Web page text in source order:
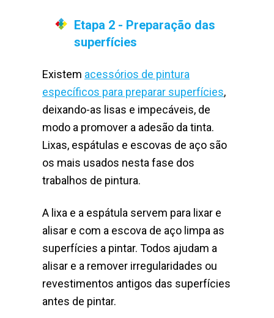
Etapa 2 - Preparação das
superfícies
Existem acessórios de pintura
específicos para preparar superfícies,
deixando-as lisas e impecáveis, de
modo a promover a adesão da tinta.
Lixas, espátulas e escovas de aço são
os mais usados nesta fase dos
trabalhos de pintura.
A lixa e a espátula servem para lixar e
alisar e com a escova de aço limpa as
superfícies a pintar. Todos ajudam a
alisar e a remover irregularidades ou
revestimentos antigos das superfícies
antes de pintar.